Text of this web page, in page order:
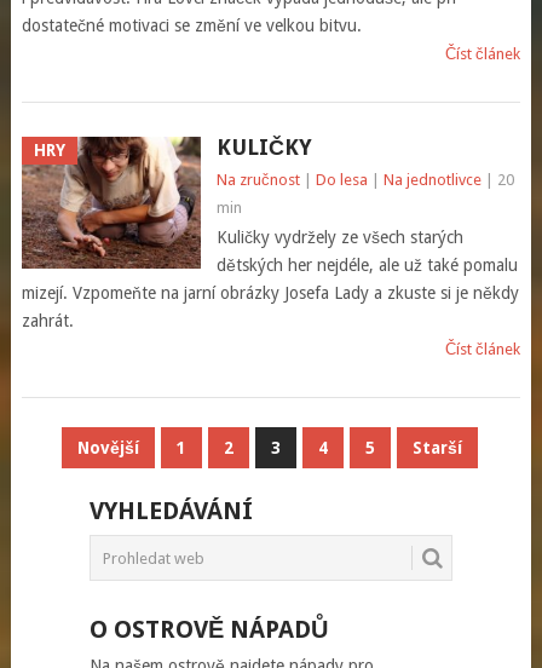
dostatečné motivaci se změní ve velkou bitvu.
Číst článek
HRY KULIČKY
Na zručnost| Do lesa Na jednotlivce| 20
min
Kuličky vydržely ze všech starých
dětských her nejdéle, ale už také pomalu
mizejí. Vzpomeňte na jarní obrázky Josefa Lady a zkuste si je někdy
zahrát.
Číst článek
STRÁNKOVÁNÍ
PŘÍSPĚVKŮ
Novější 1 2 3 4 5 Starší
VYHLEDÁVÁNÍ
O OSTROVĚ NÁPADŮ